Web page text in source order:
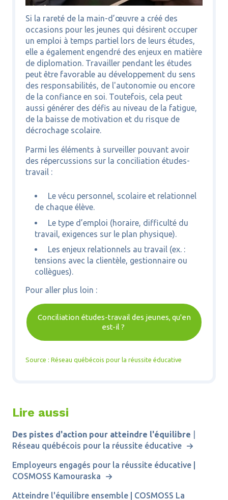
Si la rareté de la main-d’œuvre a créé des
occasions pour les jeunes qui désirent occuper
un emploi à temps partiel lors de leurs études,
elle a également engendré des enjeux en matière
de diplomation. Travailler pendant les études
peut être favorable au développement du sens
des responsabilités, de l'autonomie ou encore
de la confiance en soi. Toutefois, cela peut
aussi générer des défis au niveau de la fatigue,
de la baisse de motivation et du risque de
décrochage scolaire.
Parmi les éléments à surveiller pouvant avoir
des répercussions sur la conciliation études-
travail :
Le vécu personnel, scolaire et relationnel
de chaque élève.
Le type d’emploi (horaire, difficulté du
travail, exigences sur le plan physique).
Les enjeux relationnels au travail (ex. :
tensions avec la clientèle, gestionnaire ou
collègues).
Pour aller plus loin :
Conciliation études-travail des jeunes, qu'en
est-il ?
Source : Réseau québécois pour la réussite éducative
Lire aussi
Des pistes d'action pour atteindre l'équilibre
Réseau québécois pour la réussite éducative
Employeurs engagés pour la réussite éducative |
COSMOSS Kamouraska
Atteindre l'équilibre ensemble | COSMOSS La